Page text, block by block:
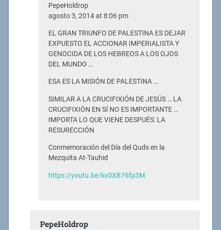
PepeHoldrop
agosto 3, 2014 at 8:06 pm
EL GRAN TRIUNFO DE PALESTINA ES DEJAR
EXPUESTO EL ACCIONAR IMPERIALISTA Y
GENOCIDA DE LOS HEBREOS A LOS OJOS
DEL MUNDO …
ESA ES LA MISIÓN DE PALESTINA …
SIMILAR A LA CRUCIFIXIÓN DE JESÚS … LA
CRUCIFIXIÓN EN SÍ NO ES IMPORTANTE …
IMPORTA LO QUE VIENE DESPUÉS: LA
RESURECCIÓN
Conmemoración del Día del Quds en la
Mezquita At-Tauhid
https://youtu.be/kv0XB76fp3M
PepeHoldrop